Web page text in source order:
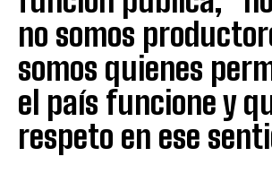
no somos
somos quienes
el país funcione y
respeto en ese